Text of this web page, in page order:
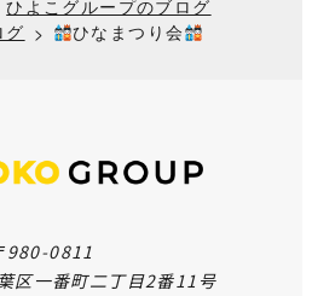
ひよこグループのブログ
グ
ひなまつり会
980-0811
区一番町二丁目2番11号